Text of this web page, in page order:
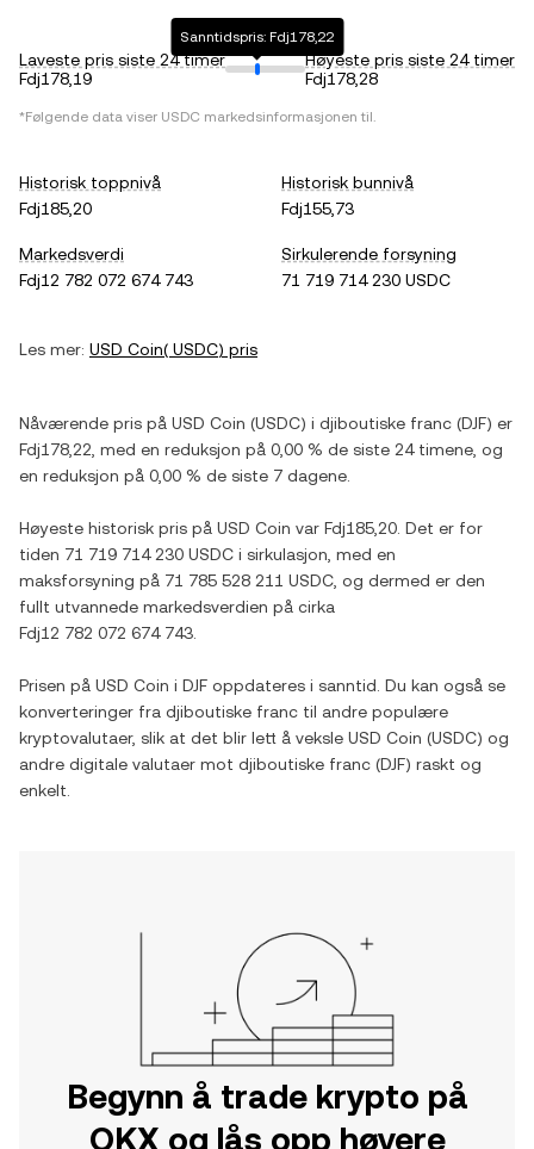
Laveste pris siste 24 timer
Fdj178,19
Sanntidspris: Fdj178,22
Høyeste pris siste 24 timer
Fdj178,28
*Følgende data viser USDC markedsinformasjonen til.
Historisk toppnivå
Fdj185,20
Historisk bunnivå
Fdj155,73
Markedsverdi
Fdj12 782 072 674 743
Sirkulerende forsyning
71 719 714 230 USDC
Les mer: USD Coin( USDC) pris
Nåværende pris på USD Coin (USDC) i djiboutiske franc (DJF) er
Fdj178,22 , med en reduksjon på 0,00 % de siste 24 timene, og
en reduksjon på 0,00 % de siste 7 dagene.
Høyeste historisk pris på USD Coin var Fdj185,20 . Det er for
tiden 71 719 714 230 USDC i sirkulasjon, med en
maksforsyning på 71 785 528 211 USDC , og dermed er den
fullt utvannede markedsverdien på cirka
Fdj12 782 072 674 743
Prisen på USD Coin i DJF oppdateres i sanntid. Du kan også se
konverteringer fra djiboutiske franc til andre populære
kryptovalutaer, slik at det blir lett å veksle USD Coin (USDC) og
andre digitale valutaer mot djiboutiske franc (DJF) raskt og
enkelt.
Begynn å trade krypto på
OKX og lås opp høyere